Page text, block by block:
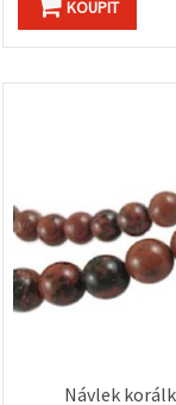
KOUPIT
Návlek